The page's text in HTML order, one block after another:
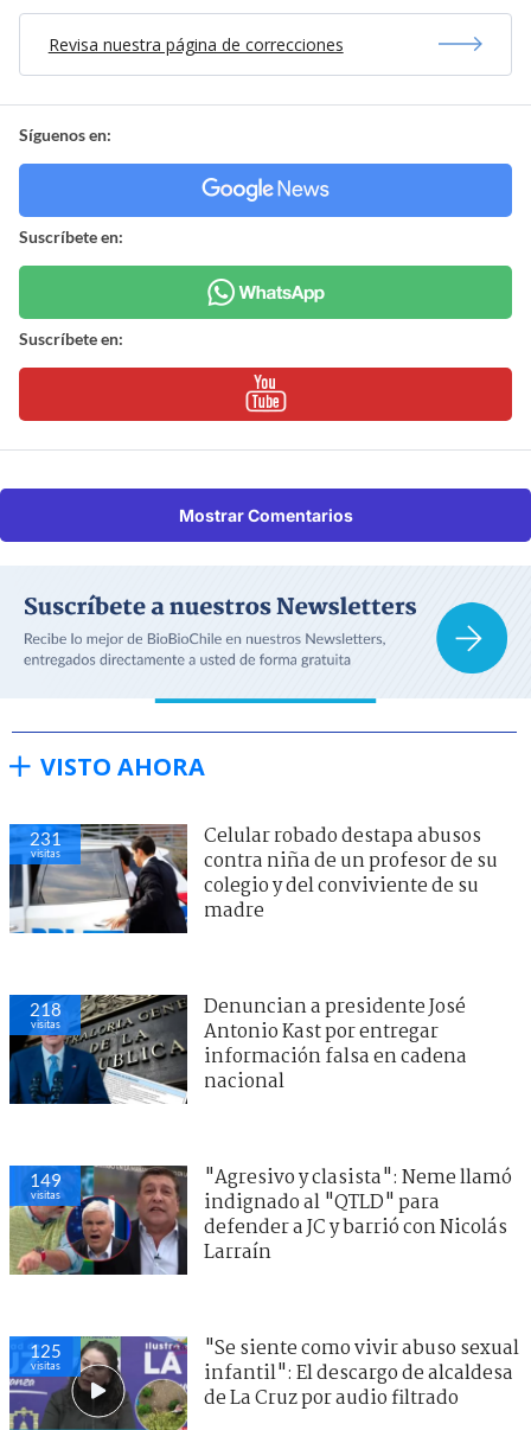
Revisa nuestra página de correcciones
Síguenos en:
Suscríbete en:
Suscríbete en:
Mostrar Comentarios
VISTO AHORA
231
visitas
Celular robado destapa abusos
contra niña de un profesor de su
colegio y del conviviente de su
madre
218
visitas
Denuncian a presidente José
Antonio Kast por entregar
información falsa en cadena
nacional
149
visitas
"Agresivo y clasista": Neme llamó
indignado al "QTLD" para
defender a JC y barrió con Nicolás
Larraín
125
visitas
"Se siente como vivir abuso sexual
infantil": El descargo de alcaldesa
de La Cruz por audio filtrado